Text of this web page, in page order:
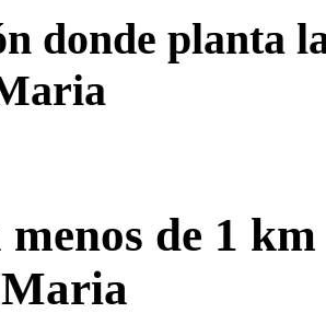
donde planta
menos de 1
Maria